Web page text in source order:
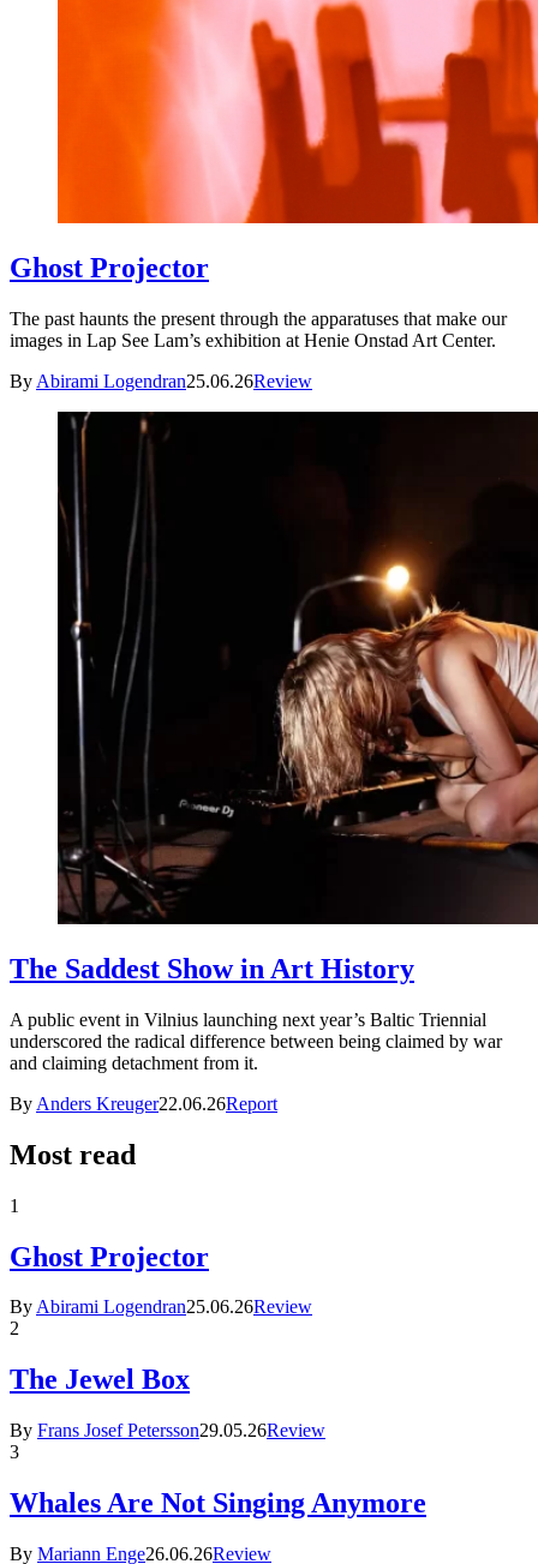
Ghost Projector
The past haunts the present through the apparatuses that make our
images in Lap See Lam’s exhibition at Henie Onstad Art Center.
By Abirami Logendran25.06.26Review
The Saddest Show in Art History
A public event in Vilnius launching next year’s Baltic Triennial
underscored the radical difference between being claimed by war
and claiming detachment from it.
By Anders Kreuger22.06.26Report
Most read
1
Ghost Projector
ByAbirami Logendran25.06.26Review
2
The Jewel Box
By Frans Josef Petersson29.05.26Review
3
Whales Are Not Singing Anymore
By Mariann Enge26.06.26Review